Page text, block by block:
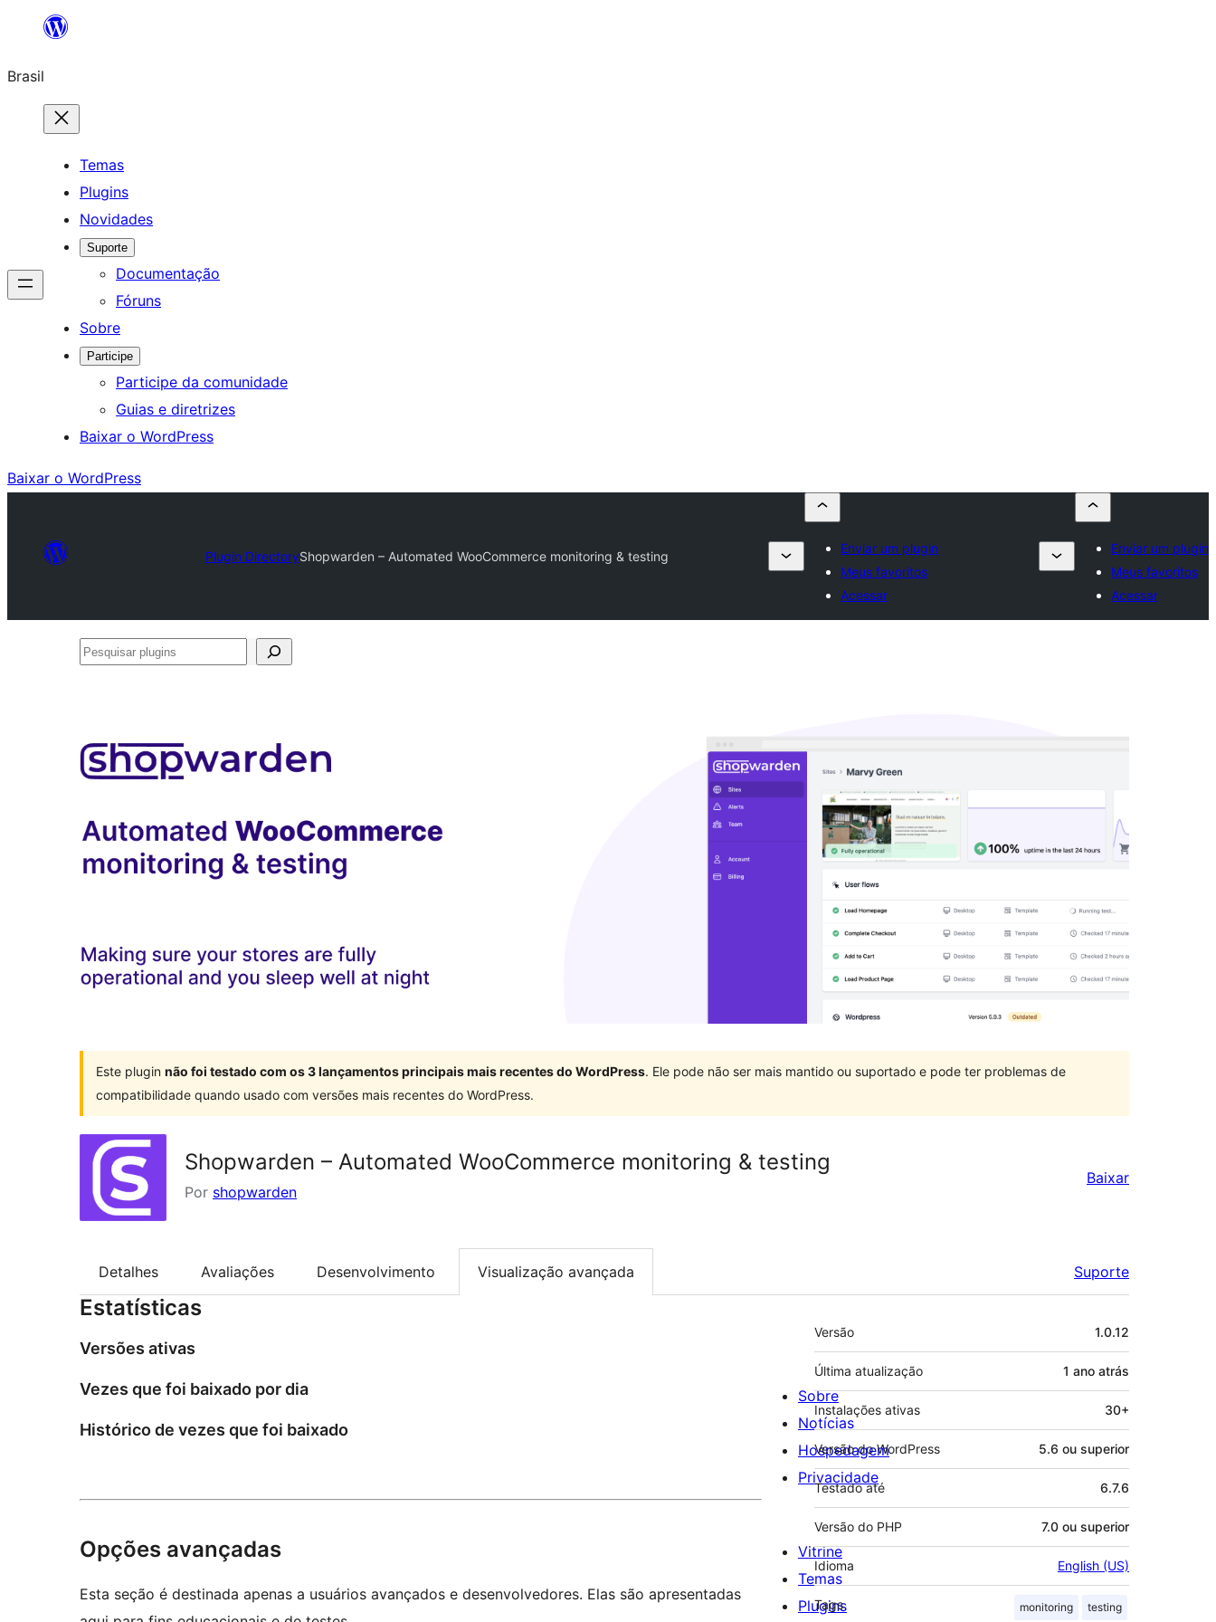
o
conteúdo
Brasil
Temas
Plugins
Novidades
Suporte
Documentação
Fóruns
Sobre
Participe
Participe da comunidade
Guias e diretrizes
Baixar o WordPress
Baixar o WordPress
Plugin DirectoryShopwarden – Automated WooCommerce monitoring & testing
Enviar um plugin
Meus favoritos
Acessar
Enviar um plugin
Meus favoritos
Acessar
Pesquisar
Este plugin não foi testado com os 3 lançamentos principais mais recentes do WordPress. Ele pode não ser mais mantido ou suportado e pode ter problemas de
compatibilidade quando usado com versões mais recentes do WordPress.
Shopwarden – Automated WooCommerce monitoring & testing
Por shopwarden
Baixar
Detalhes Avaliações Desenvolvimento Visualização avançada Suporte
Estatísticas
Versões ativas
Vezes que foi baixado por dia
Histórico de vezes que foi baixado
Opções avançadas
Esta seção é destinada apenas a usuários avançados e desenvolvedores. Elas são apresentadas
Meta
Versão 1.0.12
Última atualização 1 ano atrás
Instalações ativas 30+
Versão do WordPress 5.6 ou superior
Testado até 6.7.6
Versão do PHP 7.0 ou superior
Idioma English (US)
Tags monitoring testing
Sobre
Notícias
Hospedagem
Privacidade
Vitrine
Temas
Plugins